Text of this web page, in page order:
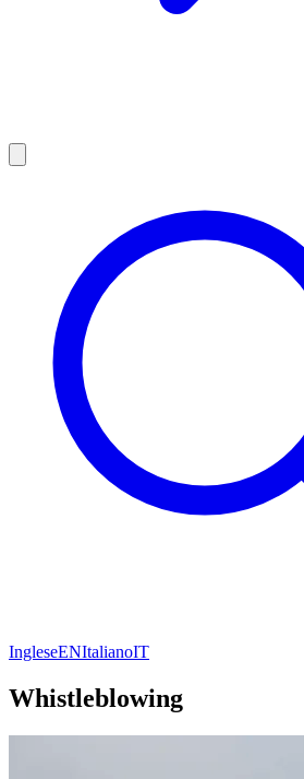
IngleseENItalianoIT
Whistleblowing